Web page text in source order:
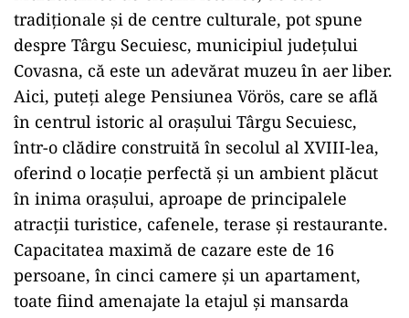
tradiționale și de centre culturale, pot spune
despre Târgu Secuiesc, municipiul județului
Covasna, că este un adevărat muzeu în aer liber.
Aici, puteți alege Pensiunea Vörös, care se află
în centrul istoric al oraşului Târgu Secuiesc,
într-o clădire construită în secolul al XVIII-lea,
oferind o locație perfectă și un ambient plăcut
în inima orașului, aproape de principalele
atracții turistice, cafenele, terase și restaurante.
Capacitatea maximă de cazare este de 16
persoane, în cinci camere și un apartament,
toate fiind amenajate la etajul şi mansarda